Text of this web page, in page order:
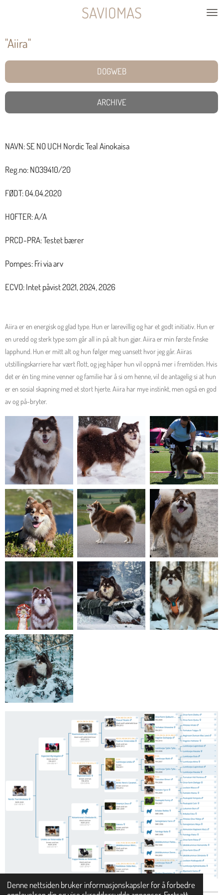
Denne nettsiden bruker informasjonskapsler for å forbedre
hovedinnhold
SAVIOMAS
''Aiira''
DOGWEB
ARCHIVE
NAVN: SE NO UCH Nordic Teal Ainokaisa
Reg.no: NO39410/20
FØDT: 04.04.2020
HOFTER: A/A
PRCD-PRA: Testet bærer
Pompes: Fri via arv
ECVO: Intet påvist 2021, 2024, 2026
Aiira er en energisk og glad type. Hun er lærevillig og har et godt initiativ. Hun er
en uredd og sterk type som går all in på alt hun gjør. Aiira er min første finske
lapphund. Hun er mitt alt og hun følger meg uansett hvor jeg går. Aiiras
utstillingskarriere har vært flott, og jeg håper hun vil oppnå mer i fremtiden. Hvis
det er én ting mine venner og familie har å si om henne, vil de antagelig si at hun
er en sosial skapning med et stort hjerte. Aiira har mye instinkt, men også en god
av og på-bryter.